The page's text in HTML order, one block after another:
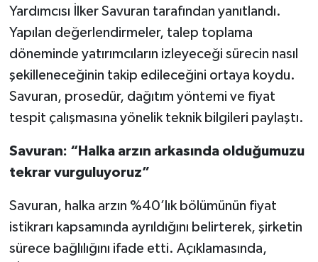
Yardımcısı İlker Savuran tarafından yanıtlandı.
Yapılan değerlendirmeler, talep toplama
döneminde yatırımcıların izleyeceği sürecin nasıl
şekilleneceğinin takip edileceğini ortaya koydu.
Savuran, prosedür, dağıtım yöntemi ve fiyat
tespit çalışmasına yönelik teknik bilgileri paylaştı.
Savuran: “Halka arzın arkasında olduğumuzu
tekrar vurguluyoruz”
Savuran, halka arzın %40’lık bölümünün fiyat
istikrarı kapsamında ayrıldığını belirterek, şirketin
sürece bağlılığını ifade etti. Açıklamasında,